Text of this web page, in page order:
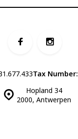
Hopland 34
2000, Antwerpen
Tax Number: